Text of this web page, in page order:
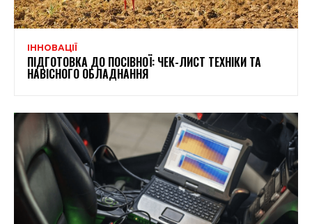
ІННОВАЦІЇ
ПІДГОТОВКА ДО ПОСІВНОЇ: ЧЕК-ЛИСТ ТЕХНІКИ ТА
НАВІСНОГО ОБЛАДНАННЯ